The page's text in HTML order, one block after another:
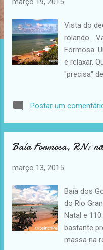
Vista do
rolando...
Formosa.
e relaxar.
"precisa"
Postar um
Baía Formosa, RN:
março 13, 2015
Baía dos
do Rio
Natal e
bastante
massa na